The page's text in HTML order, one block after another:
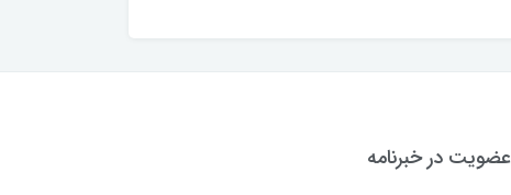
عضویت در خبرنامه